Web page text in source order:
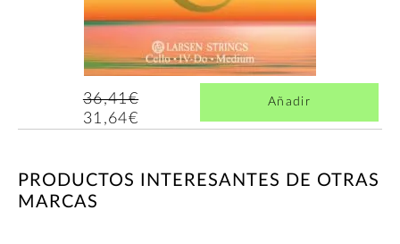
36,41€
31,64€
Añadir
PRODUCTOS INTERESANTES DE OTRAS
MARCAS